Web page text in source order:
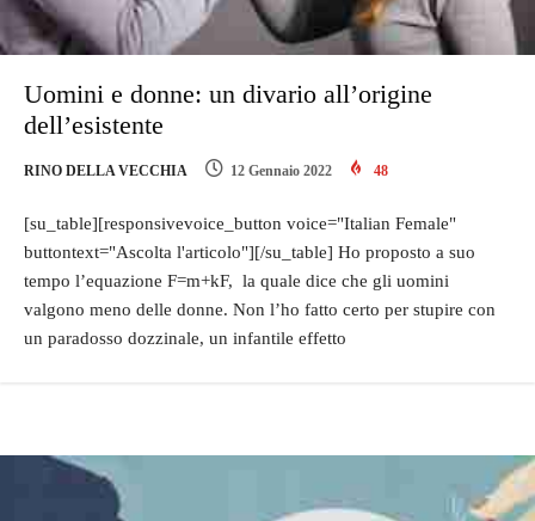
Uomini e donne: un divario all’origine
dell’esistente
RINO DELLA VECCHIA 12 Gennaio 2022 48
[su_table][responsivevoice_button voice="Italian Female"
buttontext="Ascolta l'articolo"][/su_table] Ho proposto a suo
tempo l’equazione F=m+kF, la quale dice che gli uomini
valgono meno delle donne. Non l’ho fatto certo per stupire con
un paradosso dozzinale, un infantile effetto